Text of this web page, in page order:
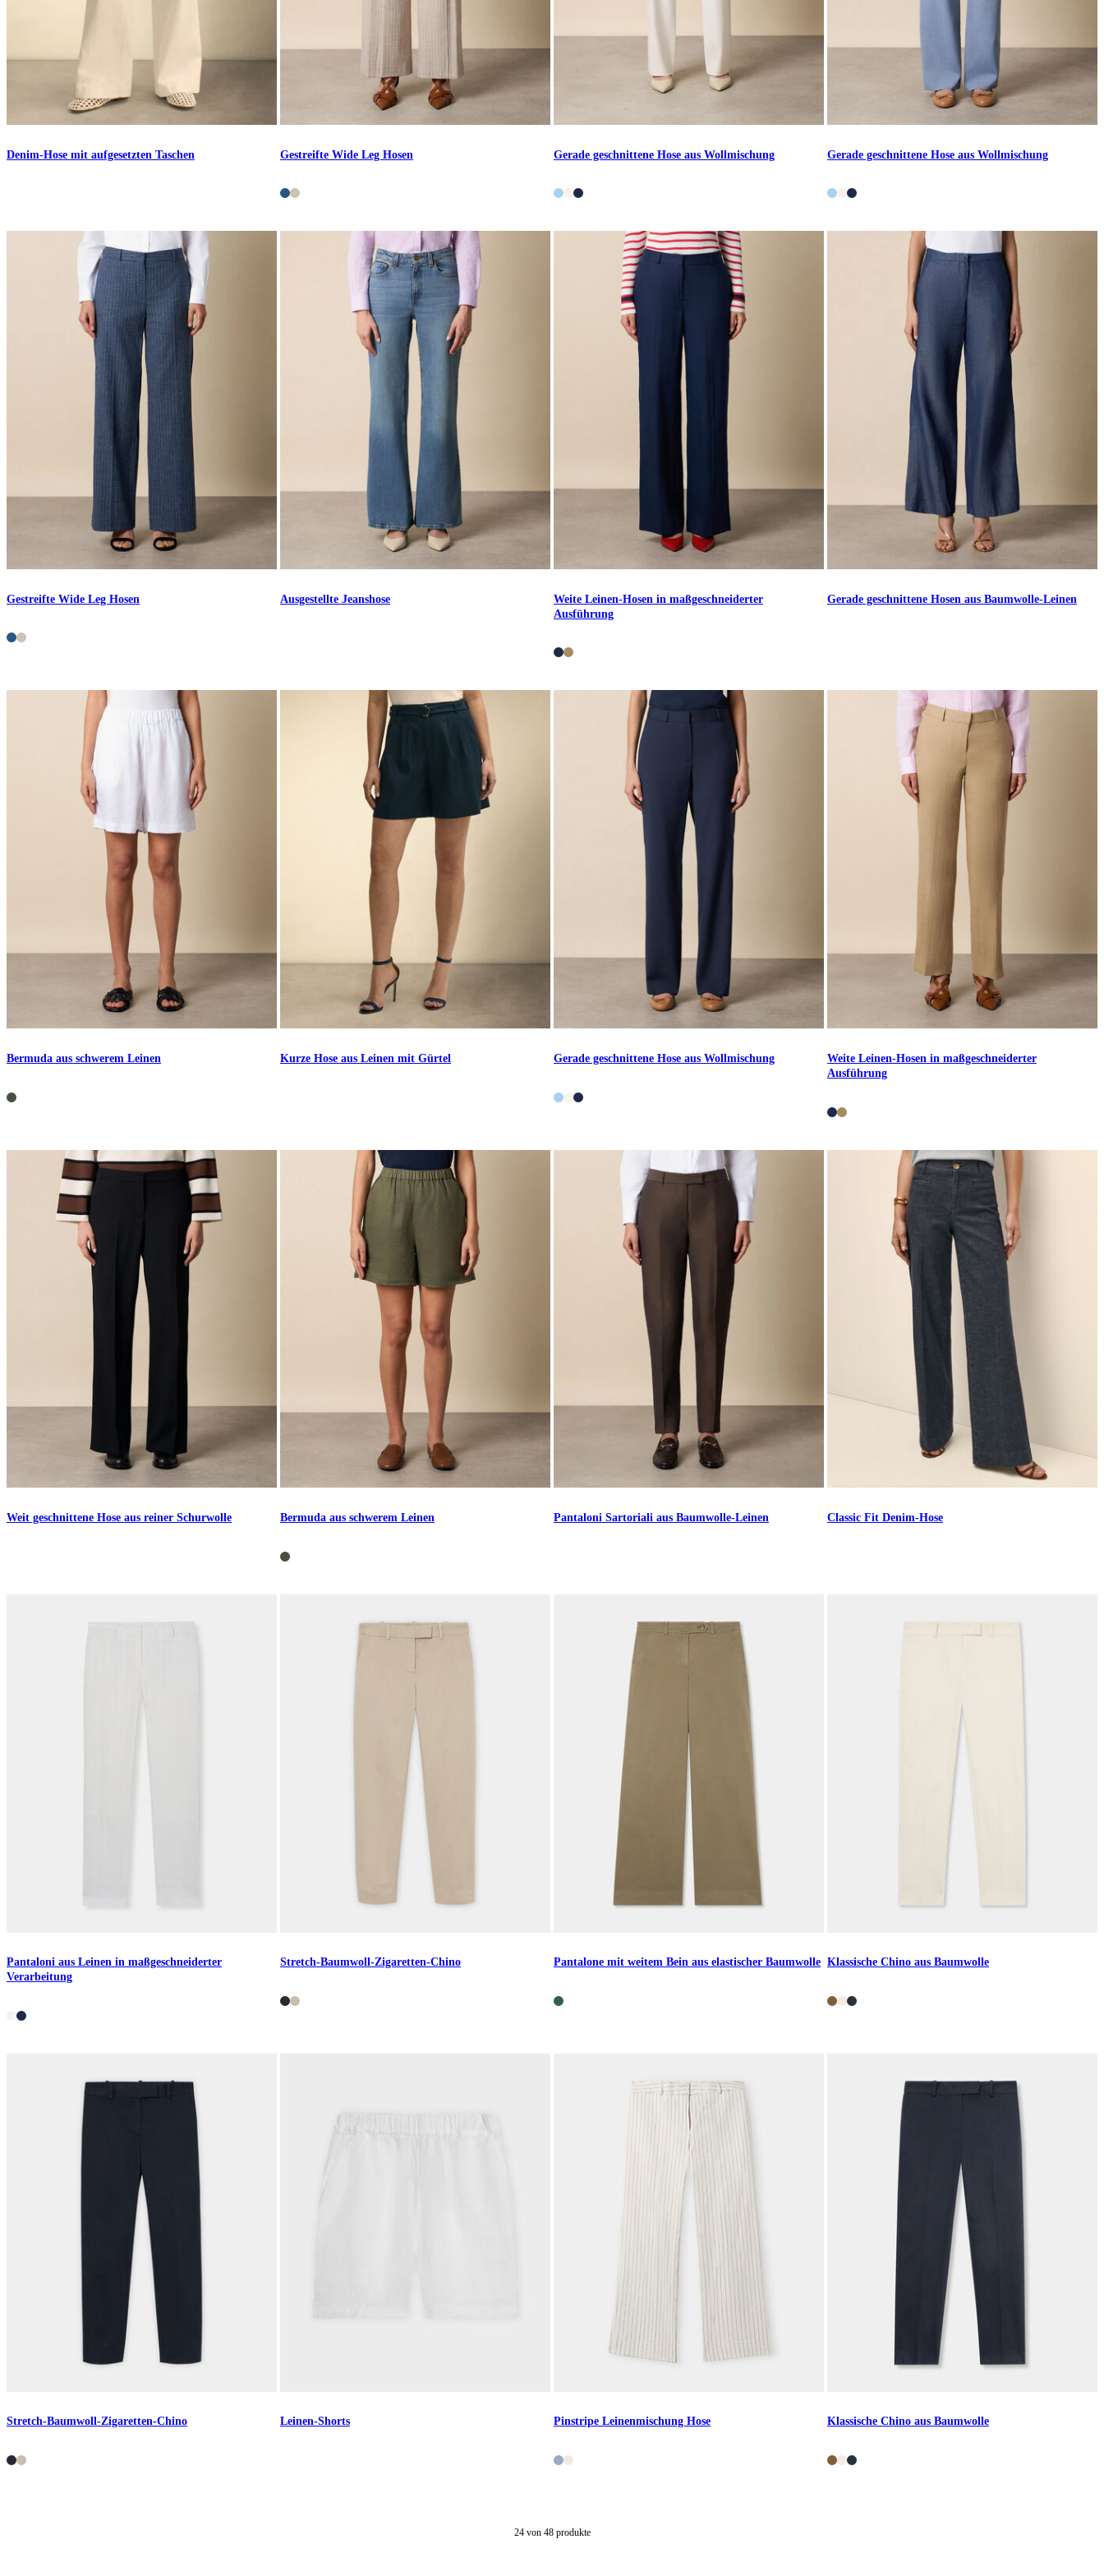
Denim-Hose mit aufgesetzten Taschen Gestreifte Wide Leg Hosen Gerade geschnittene Hose aus Wollmischung Gerade geschnittene Hose aus Wollmischung
Gestreifte Wide Leg Hosen Ausgestellte Jeanshose
Weite Leinen-Hosen in maßgeschneiderter
Ausführung
Gerade geschnittene Hosen aus Baumwolle-Leinen
Bermuda aus schwerem Leinen Kurze Hose aus Leinen mit Gürtel Gerade geschnittene Hose aus Wollmischung
Weite Leinen-Hosen in maßgeschneiderter
Ausführung
Weit geschnittene Hose aus reiner Schurwolle Bermuda aus schwerem Leinen Pantaloni Sartoriali aus Baumwolle-Leinen Classic Fit Denim-Hose
Pantaloni aus Leinen in maßgeschneiderter
Verarbeitung
Stretch-Baumwoll-Zigaretten-Chino Pantalone mit weitem Bein aus elastischer Baumwolle Klassische Chino aus Baumwolle
Stretch-Baumwoll-Zigaretten-Chino Leinen-Shorts Pinstripe Leinenmischung Hose Klassische Chino aus Baumwolle
24von 48produkte